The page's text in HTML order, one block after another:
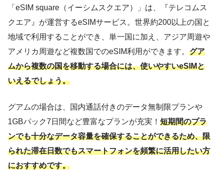
「eSIM square（イーシムスクエア）」は、『テレコムス
クエア』が運営するeSIMサービス。世界約200以上の国と
地域で利用することができ、単一国に加え、アジア周遊や
アメリカ周遊など複数国でのeSIM利用ができます。 グア
ムから複数の国を移動する場合には、使いやすいeSIMと
いえるでしょう。
グアムの場合は、国内通話付きのデータ無制限プランや
1GBパック7日間など豊富なプランが充実！ 短期間のプラ
ンでも十分なデータ容量を確保することができるため、限
られた滞在日数でもスマートフォンを頻繁に活用したい方
におすすめです。